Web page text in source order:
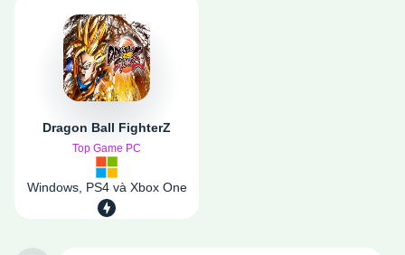
Dragon Ball FighterZ
Top Game PC
Windows, PS4 và Xbox One